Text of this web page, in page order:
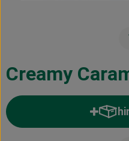
Haus, Garten & Co.
Creamy